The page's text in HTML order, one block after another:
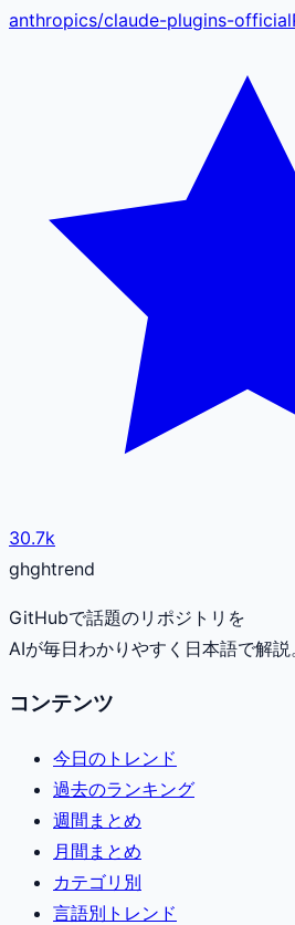
anthropics/claude-plugins-official
30.7k
ghghtrend
GitHubで話題のリポジトリを
AIが毎日わかりやすく日本語で解説
コンテンツ
今日のトレンド
過去のランキング
週間まとめ
月間まとめ
カテゴリ別
言語別トレンド